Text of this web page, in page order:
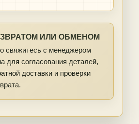
ИЛИ ОБМЕНОМ
свяжитесь с менеджером
для согласования деталей,
доставки и проверки